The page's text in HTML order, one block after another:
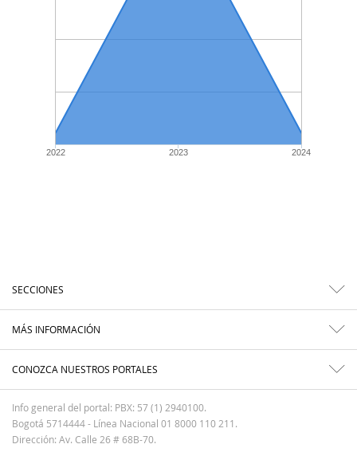
2022 2023 2024
SECCIONES
MÁS INFORMACIÓN
CONOZCA NUESTROS PORTALES
Info general del portal: PBX: 57 (1) 2940100.
Bogotá 5714444 - Línea Nacional 01 8000 110 211.
Dirección: Av. Calle 26 # 68B-70.